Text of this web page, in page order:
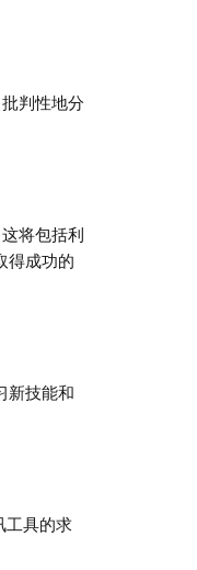
判性地分
将包括利
得成功的
新技能和
工具的求